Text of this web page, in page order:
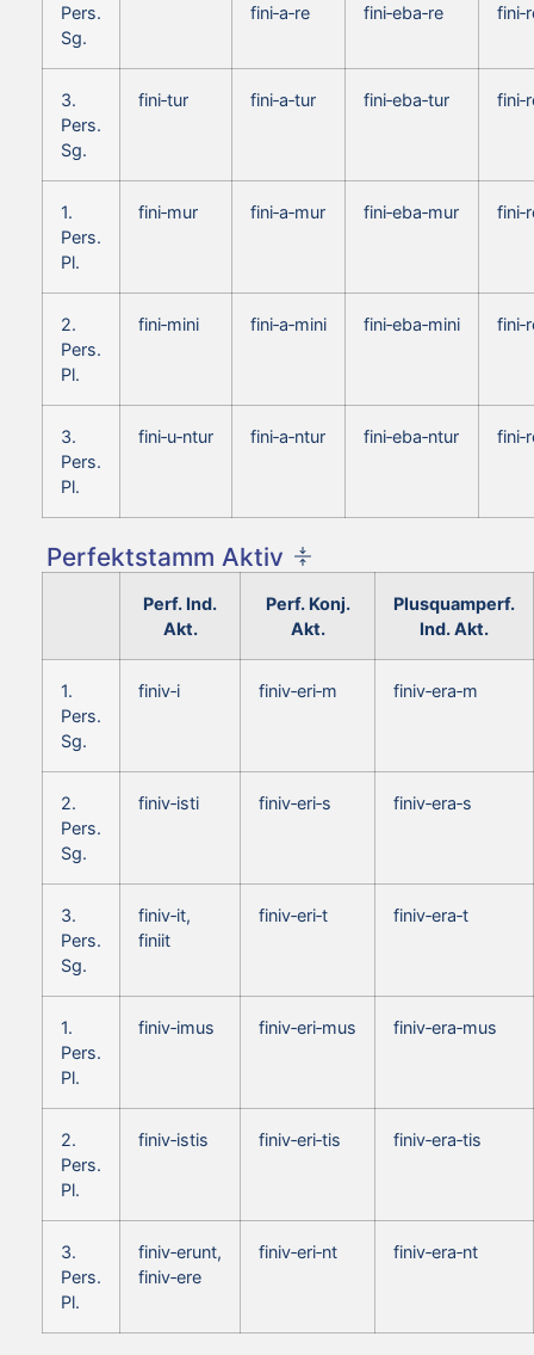
Pers.
Sg.
fini‑a‑re
fini‑eba‑re
3.
Pers.
Sg.
fini‑tur fini‑a‑tur fini‑eba‑tur
1.
Pers.
Pl.
fini‑mur fini‑a‑mur fini‑eba‑mur
2.
Pers.
Pl.
fini‑mini fini‑a‑mini fini‑eba‑mini
3.
Pers.
Pl.
fini‑u‑ntur fini‑a‑ntur fini‑eba‑ntur
Perfektstamm Aktiv
Perf. Ind.
Akt.
Perf. Konj.
Akt.
Plusquamperf.
Ind. Akt.
1.
Pers.
Sg.
finiv‑i finiv‑eri‑m finiv‑era‑m
2.
Pers.
Sg.
finiv‑isti finiv‑eri‑s finiv‑era‑s
3.
Pers.
Sg.
finiv‑it,
finiit
finiv‑eri‑t finiv‑era‑t
1.
Pers.
Pl.
finiv‑imus finiv‑eri‑mus finiv‑era‑mus
2.
Pers.
Pl.
finiv‑istis finiv‑eri‑tis finiv‑era‑tis
3.
Pers.
Pl.
finiv‑erunt,
finiv‑ere
finiv‑eri‑nt finiv‑era‑nt